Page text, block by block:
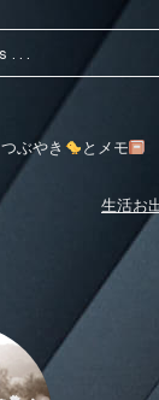
つぶやき とメモ
生活お